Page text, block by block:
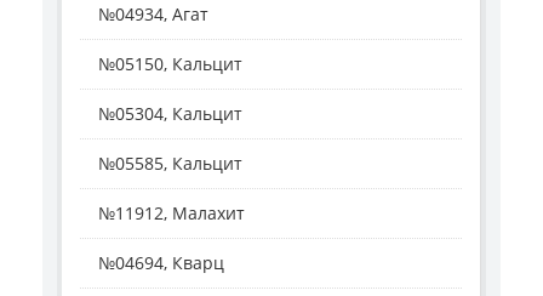
№04934, Агат
№05150, Кальцит
№05304, Кальцит
№05585, Кальцит
№11912, Малахит
№04694, Кварц